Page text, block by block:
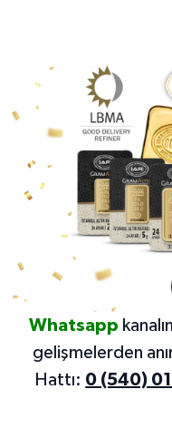
Whatsapp
gelişmelerden
Hattı: 0 (540)